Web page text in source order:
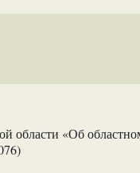
области «Об